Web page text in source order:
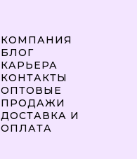
КОМПАНИЯ
БЛОГ
КАРЬЕРА
КОНТАКТЫ
ОПТОВЫЕ
ПРОДАЖИ
ДОСТАВКА И
ОПЛАТА